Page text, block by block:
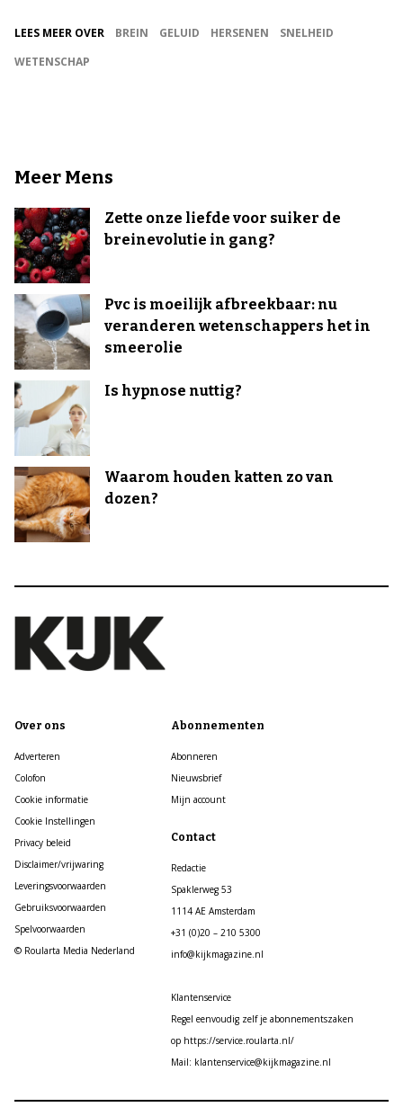
LEES MEER OVER BREIN GELUID HERSENEN
SNELHEID
WETENSCHAP
Meer Mens
Zette onze liefde voor suiker de
breinevolutie in gang?
Pvc is moeilijk afbreekbaar: nu
veranderen wetenschappers het in
smeerolie
Is hypnose nuttig?
Waarom houden katten zo van
dozen?
Over ons
Adverteren
Colofon
Cookie informatie
Cookie Instellingen
Privacy beleid
Disclaimer/vrijwaring
Leveringsvoorwaarden
Gebruiksvoorwaarden
Spelvoorwaarden
© Roularta Media Nederland
Abonnementen
Abonneren
Nieuwsbrief
Mijn account
Contact
Redactie
Spaklerweg 53
1114 AE Amsterdam
+31 (0)20 – 210 5300
info@kijkmagazine.nl
Klantenservice
Regel eenvoudig zelf je abonnementszaken
op https://service.roularta.nl/
Mail: klantenservice@kijkmagazine.nl